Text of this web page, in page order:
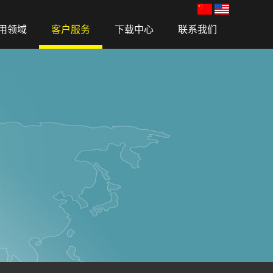
领域 客户服务 下载中心 联系我们